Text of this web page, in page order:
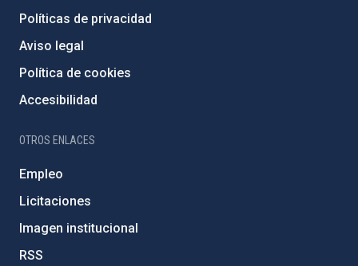
Políticas de privacidad
Aviso legal
Política de cookies
Accesibilidad
OTROS ENLACES
Empleo
Licitaciones
Imagen institucional
RSS